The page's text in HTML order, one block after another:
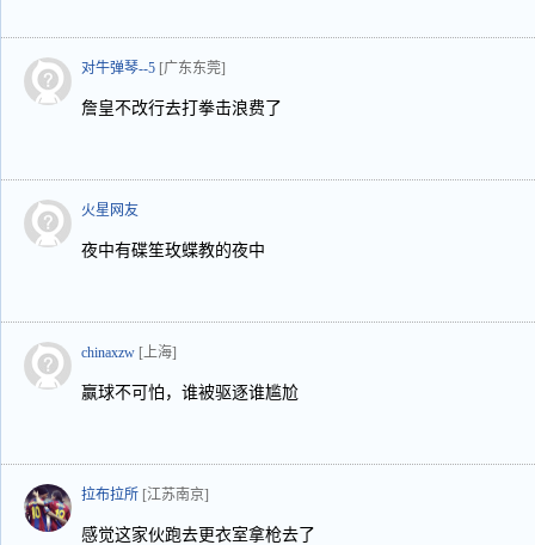
对牛弹琴--5 [广东东莞]
詹皇不改行去打拳击浪费了
火星网友
夜中有碟笙玫蝶教的夜中
chinaxzw [上海]
赢球不可怕，谁被驱逐谁尴尬
拉布拉所 [江苏南京]
感觉这家伙跑去更衣室拿枪去了